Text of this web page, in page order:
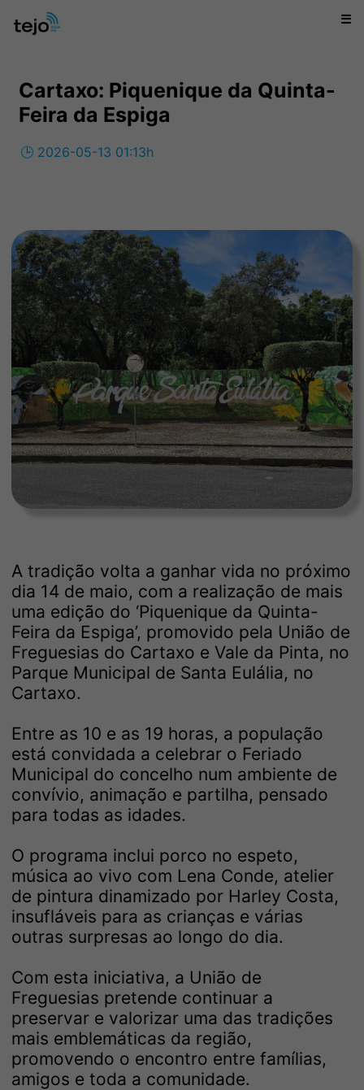
☰
Cartaxo: Piquenique da Quinta-
Feira da Espiga
🕒 2026-05-13 01:13h
A tradição volta a ganhar vida no próximo
dia 14 de maio, com a realização de mais
uma edição do ‘Piquenique da Quinta-
Feira da Espiga’, promovido pela União de
Freguesias do Cartaxo e Vale da Pinta, no
Parque Municipal de Santa Eulália, no
Cartaxo.
Entre as 10 e as 19 horas, a população
está convidada a celebrar o Feriado
Municipal do concelho num ambiente de
convívio, animação e partilha, pensado
para todas as idades.
O programa inclui porco no espeto,
música ao vivo com Lena Conde, atelier
de pintura dinamizado por Harley Costa,
insufláveis para as crianças e várias
outras surpresas ao longo do dia.
Com esta iniciativa, a União de
Freguesias pretende continuar a
preservar e valorizar uma das tradições
mais emblemáticas da região,
promovendo o encontro entre famílias,
amigos e toda a comunidade.